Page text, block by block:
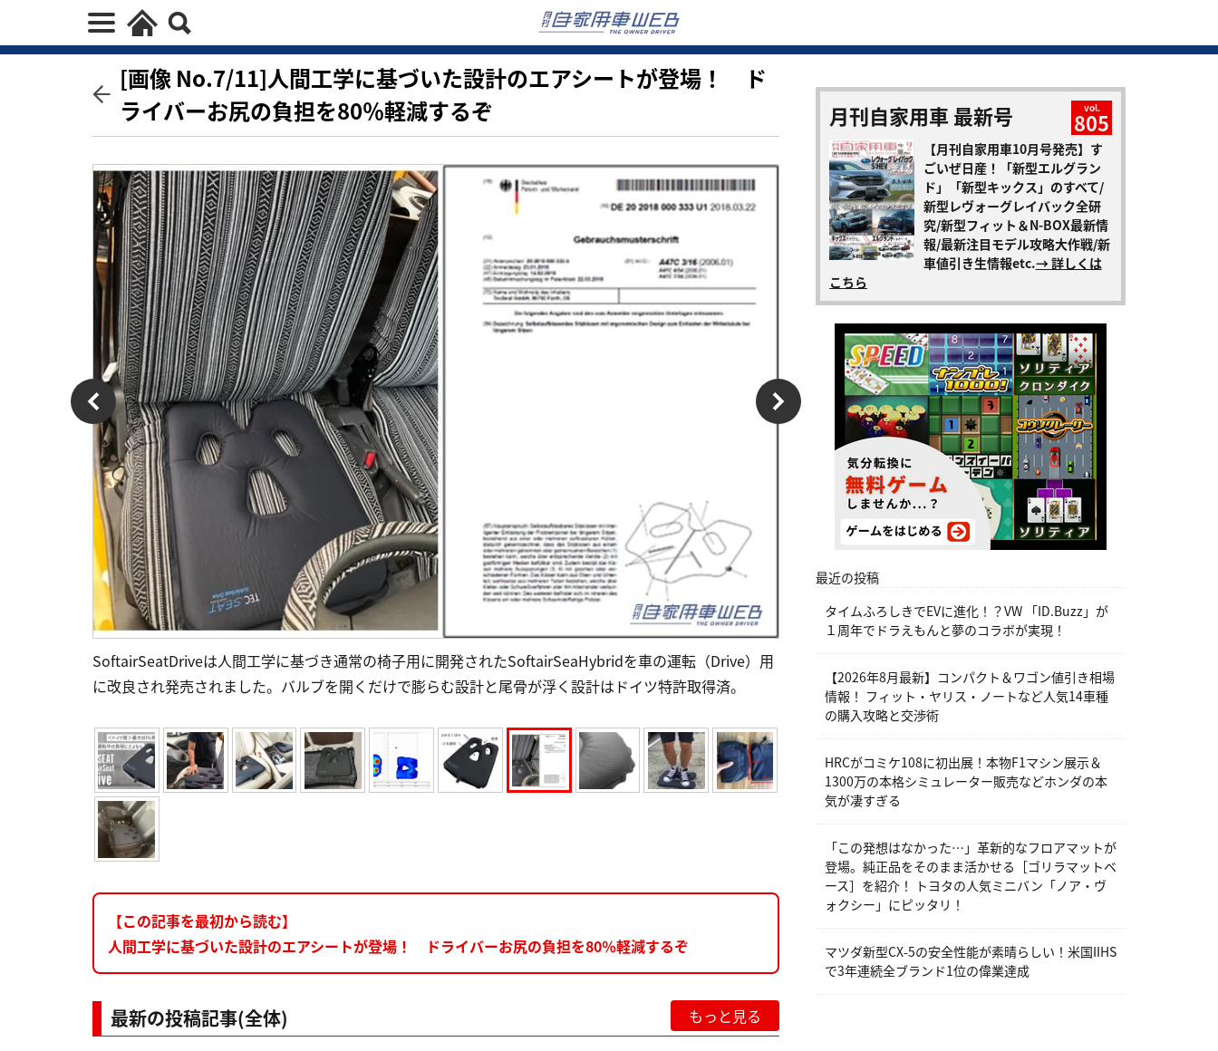
[画像 No.7/11]人間工学に基づいた設計のエアシートが登場！ ド
ライバーお尻の負担を80％軽減するぞ
SoftairSeatDriveは人間工学に基づき通常の椅子用に開発されたSoftairSeaHybridを車の運転（Drive）用
に改良され発売されました。バルブを開くだけで膨らむ設計と尾骨が浮く設計はドイツ特許取得済。
【この記事を最初から読む】
人間工学に基づいた設計のエアシートが登場！ ドライバーお尻の負担を80％軽減するぞ
最新の投稿記事(全体) もっと見る
月刊自家用車 最新号 vol.
805
【月刊自家用車10月号発売】す
ごいぜ日産！「新型エルグラン
ド」「新型キックス」のすべて/
新型レヴォーグレイバック全研
究/新型フィット＆N-BOX最新情
報/最新注目モデル攻略大作戦/新
車値引き生情報etc.→ 詳しくは
こちら
最近の投稿
タイムふろしきでEVに進化！？VW 「ID.Buzz」が
１周年でドラえもんと夢のコラボが実現！
【2026年8月最新】コンパクト＆ワゴン値引き相場
情報！ フィット・ヤリス・ノートなど人気14車種
の購入攻略と交渉術
HRCがコミケ108に初出展！本物F1マシン展示＆
1300万の本格シミュレーター販売などホンダの本
気が凄すぎる
「この発想はなかった…」革新的なフロアマットが
登場。純正品をそのまま活かせる［ゴリラマットベ
ース］を紹介！ トヨタの人気ミニバン「ノア・ヴ
ォクシー」にピッタリ！
マツダ新型CX-5の安全性能が素晴らしい！米国IIHS
で3年連続全ブランド1位の偉業達成